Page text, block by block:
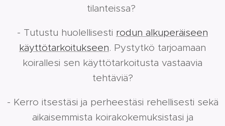
tilanteissa?
- Tutustu huolellisesti rodun alkuperäiseen
käyttötarkoitukseen. Pystytkö tarjoamaan
koirallesi sen käyttötarkoitusta vastaavia
tehtäviä?
- Kerro itsestäsi ja perheestäsi rehellisesti sekä
aikaisemmista koirakokemuksistasi ja